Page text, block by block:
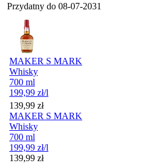
Przydatny do 08-07-2031
MAKER S MARK
Whisky
700 ml
199,99 zł/l
Cena
139,99 zł
MAKER S MARK
Whisky
700 ml
199,99 zł/l
Cena
139,99 zł